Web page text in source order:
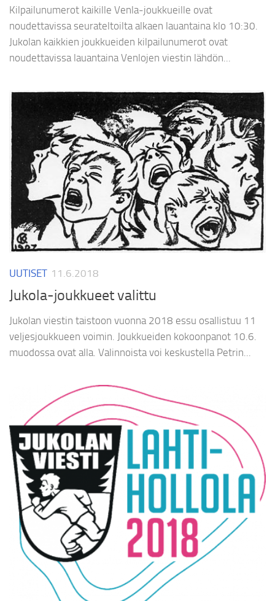
Kilpailunumerot kaikille Venla-joukkueille ovat
noudettavissa seurateltoilta alkaen lauantaina klo 10:30.
Jukolan kaikkien joukkueiden kilpailunumerot ovat
noudettavissa lauantaina Venlojen viestin lähdön...
UUTISET 11.6.2018
Jukola-joukkueet valittu
Jukolan viestin taistoon vuonna 2018 essu osallistuu 11
veljesjoukkueen voimin. Joukkueiden kokoonpanot 10.6.
muodossa ovat alla. Valinnoista voi keskustella Petrin...